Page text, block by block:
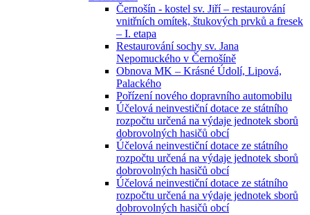
Černošín - kostel sv. Jiří – restaurování
vnitřních omítek, štukových prvků a fresek
– I. etapa
Restaurování sochy sv. Jana
Nepomuckého v Černošíně
Obnova MK – Krásné Údolí, Lipová,
Palackého
Pořízení nového dopravního automobilu
Účelová neinvestiční dotace ze státního
rozpočtu určená na výdaje jednotek sborů
dobrovolných hasičů obcí
Účelová neinvestiční dotace ze státního
rozpočtu určená na výdaje jednotek sborů
dobrovolných hasičů obcí
Účelová neinvestiční dotace ze státního
rozpočtu určená na výdaje jednotek sborů
dobrovolných hasičů obcí